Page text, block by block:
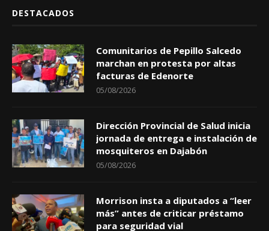
DESTACADOS
Comunitarios de Pepillo Salcedo
marchan en protesta por altas
facturas de Edenorte
05/08/2026
Dirección Provincial de Salud inicia
jornada de entrega e instalación de
mosquiteros en Dajabón
05/08/2026
Morrison insta a diputados a “leer
más” antes de criticar préstamo
para seguridad vial